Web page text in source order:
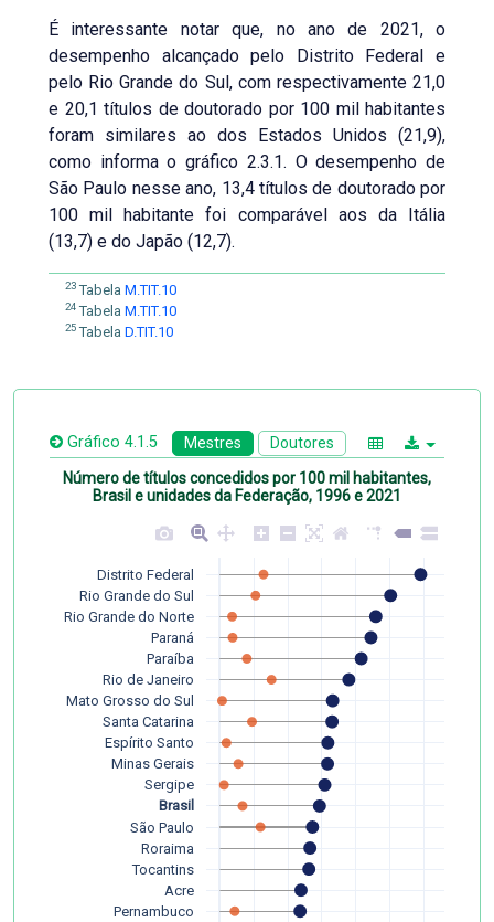
É interessante notar que, no ano de 2021, o
desempenho alcançado pelo Distrito Federal e
pelo Rio Grande do Sul, com respectivamente 21,0
e 20,1 títulos de doutorado por 100 mil habitantes
foram similares ao dos Estados Unidos (21,9),
como informa o gráfico 2.3.1. O desempenho de
São Paulo nesse ano, 13,4 títulos de doutorado por
100 mil habitante foi comparável aos da Itália
(13,7) e do Japão (12,7).
23Tabela M.TIT.10
24Tabela M.TIT.10
25Tabela D.TIT.10
Gráfico 4.1.5 Mestres Doutores
Número de títulos concedidos por 100 mil habitantes,
Brasil e unidades da Federação, 1996 e 2021
Pernambuco
Acre
Tocantins
Roraima
São Paulo
Brasil
Sergipe
Minas Gerais
Espírito Santo
Santa Catarina
Mato Grosso do Sul
Rio de Janeiro
Paraíba
Paraná
Rio Grande do Norte
Rio Grande do Sul
Distrito Federal